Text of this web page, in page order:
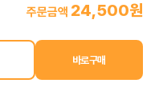
주문금액 24,500원